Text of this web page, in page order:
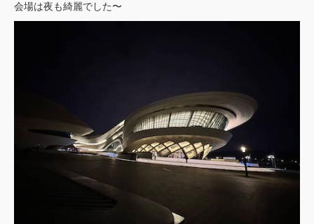
会場は夜も綺麗でした〜